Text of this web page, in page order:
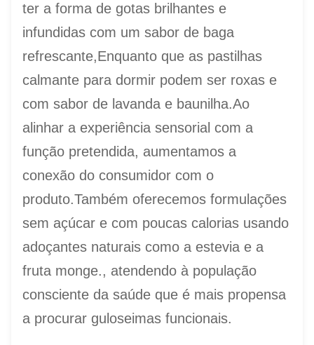
ter a forma de gotas brilhantes e
infundidas com um sabor de baga
refrescante,Enquanto que as pastilhas
calmante para dormir podem ser roxas e
com sabor de lavanda e baunilha.Ao
alinhar a experiência sensorial com a
função pretendida, aumentamos a
conexão do consumidor com o
produto.Também oferecemos formulações
sem açúcar e com poucas calorias usando
adoçantes naturais como a estevia e a
fruta monge., atendendo à população
consciente da saúde que é mais propensa
a procurar guloseimas funcionais.